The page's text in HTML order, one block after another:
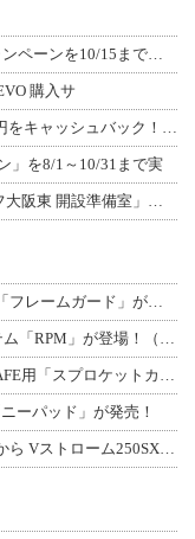
新型「RESO」インカム発売記念！ 下取りキャンペーンを10/15まで延長して開
購入サ
B+COM 最新モデル購入・下取りで最大9,000円をキャッシュバック！「B+F
」を8/1～10/31まで実
【トライアンフ】関西最大規模「トライアンフ大阪東 開設準備室」がオープン！ 限定
マジカルレーシングから MT-09／SP（24）用「フレームガード」が登場！
RPM から ホンダ GROM用エキゾーストシステム「RPM」が登場！（動画あり
カスタムスプロケットを見せる、Z900RS／CAFE用「スプロケットカバーフルキ
ーパッド」が発売！
ゲル素材入りで快適＆足つき向上！ デイトナから Vストローム250SX用「快適ロ